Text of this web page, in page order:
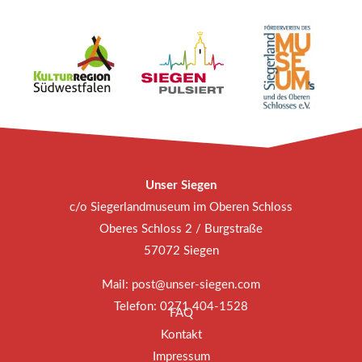
Unser Siegen
c/o Siegerlandmuseum im Oberen Schloss
Oberes Schloss 2 / Burgstraße
57072 Siegen
Mail: post@unser-siegen.com
Telefon: 0271 404-1528
FAQ
Kontakt
Impressum